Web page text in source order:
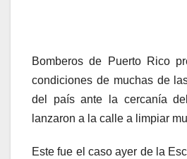
Bomberos de Puerto Rico
condiciones de muchas de
del país ante la cercanía
lanzaron a la calle a limpiar
Este fue el caso ayer de la